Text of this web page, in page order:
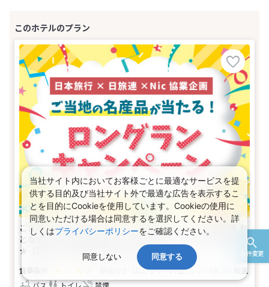
条件変更
ご当地の名産品が当たる！ロングランキャンペーン★群馬 お
とな1名、こども1名以上からお申込みOK♪夕食は和食会席
★【禁煙】中屋敷：和室(2名～4名1室)
【広さ】8～10畳
和室
当社サイト内においてお客様ごとに最適なサービスを提
供する目的及び当社サイト外で最適な広告を表示するこ
とを目的にCookieを使用しています。Cookieの使用に
同意いただける場合は同意するを選択してください。詳
しくはプライバシーポリシーをご確認ください。
同意しない 同意する